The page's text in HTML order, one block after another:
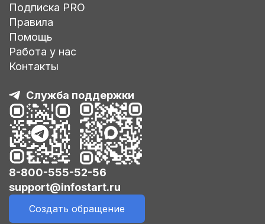
Подписка PRO
Правила
Помощь
Работа у нас
Контакты
Служба поддержки
8-800-555-52-56
support@infostart.ru
Создать обращение